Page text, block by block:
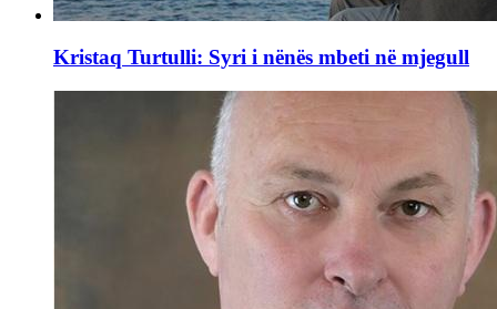
Kristaq Turtulli: Syri i nënës mbeti në mjegull